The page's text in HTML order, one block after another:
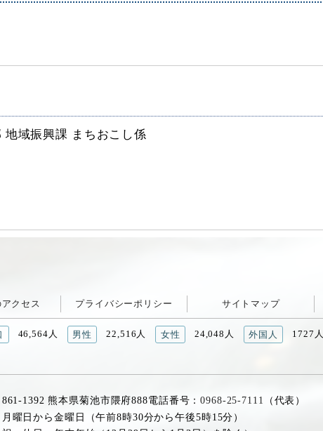
域振興課 まちおこし係
クセス プライバシーポリシー サイトマップ
46,564人 男性 22,516人 女性 24,048人 外国人 1727人
1392 熊本県菊池市隈府888電話番号：0968-25-7111
（代表）
曜日から金曜日（午前8時30分から午後5時15分）